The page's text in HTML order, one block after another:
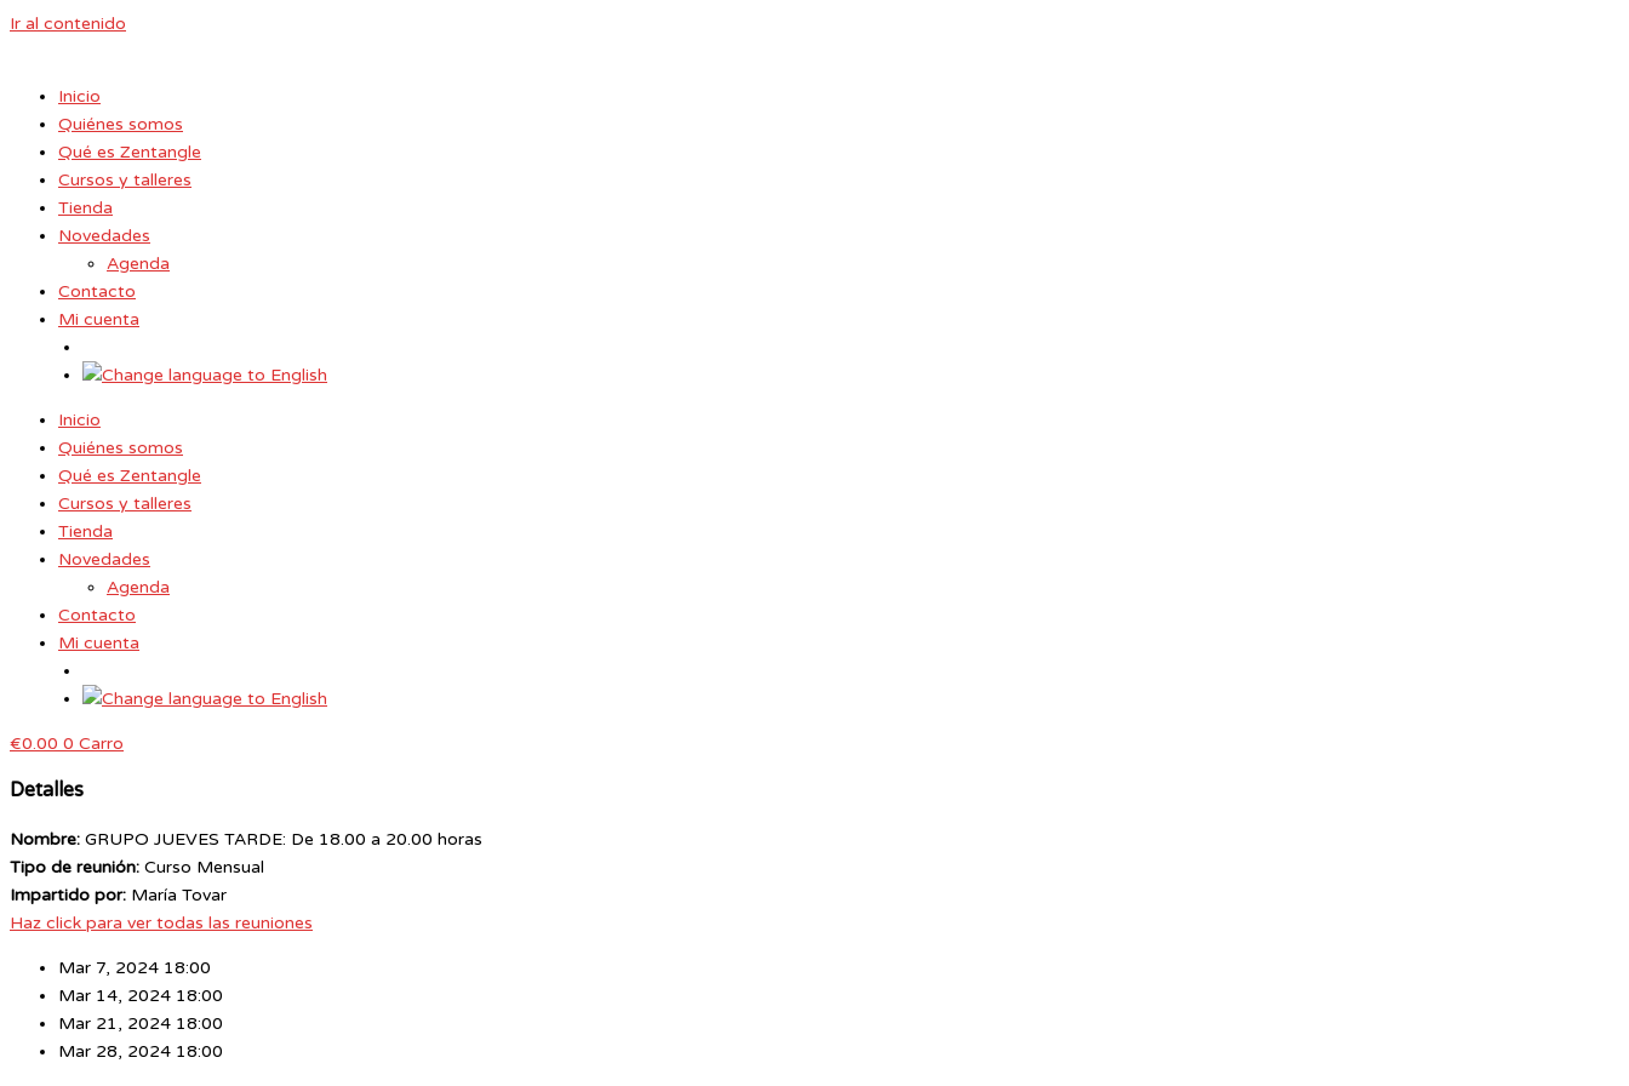
Ir al contenido
Inicio
Quiénes somos
Qué es Zentangle
Cursos y talleres
Tienda
Novedades
Agenda
Contacto
Mi cuenta
Inicio
Quiénes somos
Qué es Zentangle
Cursos y talleres
Tienda
Novedades
Agenda
Contacto
Mi cuenta
€0.00 0 Carro
Detalles
Nombre: GRUPO JUEVES TARDE: De 18.00 a 20.00 horas
Tipo de reunión: Curso Mensual
Impartido por: María Tovar
Haz click para ver todas las reuniones
Mar 7, 2024 18:00
Mar 14, 2024 18:00
Mar 21, 2024 18:00
Mar 28, 2024 18:00